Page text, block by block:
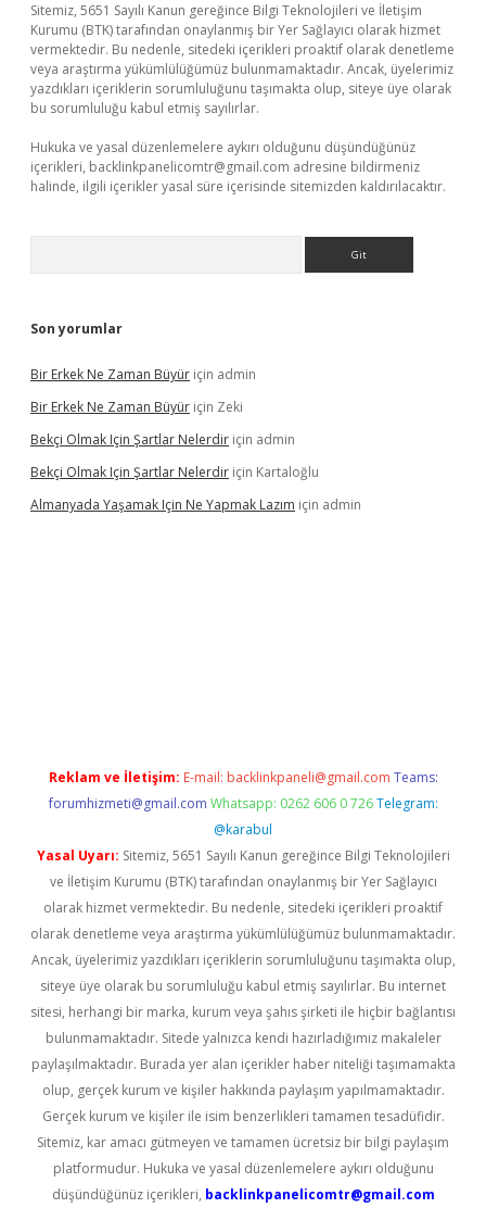
Sitemiz, 5651 Sayılı Kanun gereğince Bilgi Teknolojileri ve İletişim
Kurumu (BTK) tarafından onaylanmış bir Yer Sağlayıcı olarak hizmet
vermektedir. Bu nedenle, sitedeki içerikleri proaktif olarak denetleme
veya araştırma yükümlülüğümüz bulunmamaktadır. Ancak, üyelerimiz
yazdıkları içeriklerin sorumluluğunu taşımakta olup, siteye üye olarak
bu sorumluluğu kabul etmiş sayılırlar.
Hukuka ve yasal düzenlemelere aykırı olduğunu düşündüğünüz
içerikleri, backlinkpanelicomtr@gmail.com adresine bildirmeniz
halinde, ilgili içerikler yasal süre içerisinde sitemizden kaldırılacaktır.
Son yorumlar
Bir Erkek Ne Zaman Büyür için admin
Bir Erkek Ne Zaman Büyür için Zeki
Bekçi Olmak Için Şartlar Nelerdir için admin
Bekçi Olmak Için Şartlar Nelerdir için Kartaloğlu
Almanyada Yaşamak Için Ne Yapmak Lazım için admin
Reklam ve İletişim: E-mail: backlinkpaneli@gmail.com Teams:
forumhizmeti@gmail.com Whatsapp: 0262 606 0 726 Telegram:
@karabul
Yasal Uyarı: Sitemiz, 5651 Sayılı Kanun gereğince Bilgi Teknolojileri
ve İletişim Kurumu (BTK) tarafından onaylanmış bir Yer Sağlayıcı
olarak hizmet vermektedir. Bu nedenle, sitedeki içerikleri proaktif
olarak denetleme veya araştırma yükümlülüğümüz bulunmamaktadır.
Ancak, üyelerimiz yazdıkları içeriklerin sorumluluğunu taşımakta olup,
siteye üye olarak bu sorumluluğu kabul etmiş sayılırlar. Bu internet
sitesi, herhangi bir marka, kurum veya şahıs şirketi ile hiçbir bağlantısı
bulunmamaktadır. Sitede yalnızca kendi hazırladığımız makaleler
paylaşılmaktadır. Burada yer alan içerikler haber niteliği taşımamakta
olup, gerçek kurum ve kişiler hakkında paylaşım yapılmamaktadır.
Gerçek kurum ve kişiler ile isim benzerlikleri tamamen tesadüfidir.
Sitemiz, kar amacı gütmeyen ve tamamen ücretsiz bir bilgi paylaşım
platformudur. Hukuka ve yasal düzenlemelere aykırı olduğunu
düşündüğünüz içerikleri, backlinkpanelicomtr@gmail.com